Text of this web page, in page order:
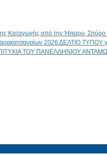
ΔΕΛΤΙΟ ΤΥΠΟΥ